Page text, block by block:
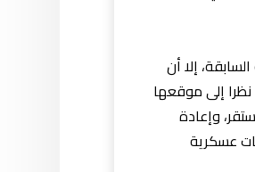
إلا أن
إلى موقعها
وإعادة
عسكرية